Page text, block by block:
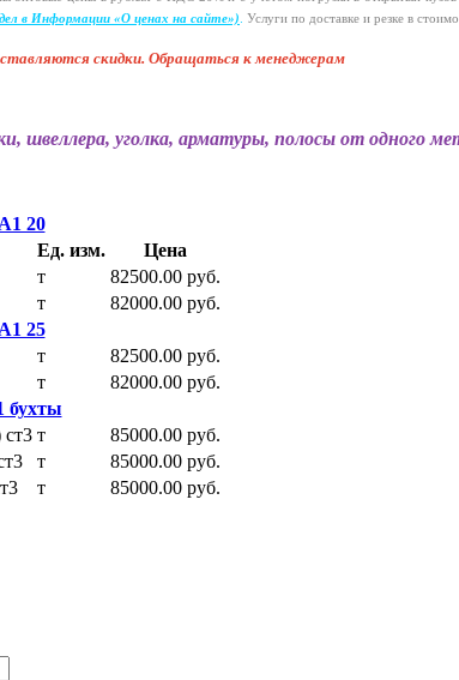
в Информации «О ценах на сайте»). Услуги по доставке и резке в
скидки. Обращаться к менеджерам
швеллера, уголка, арматуры, полосы от одного
Ед. изм. Цена
20
т
82500.00 руб.
т
82000.00 руб.
25
т
82500.00 руб.
т
82000.00 руб.
бухты
т
85000.00 руб.
т
85000.00 руб.
т 85000.00 руб.